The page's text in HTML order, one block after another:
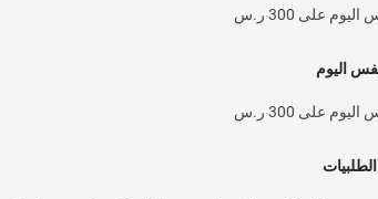
اليوم
على 300 ر.س
على 300 ر.س